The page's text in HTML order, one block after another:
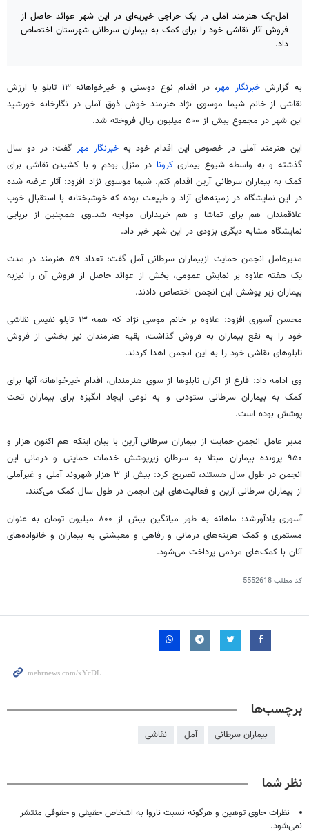
آمل-یک هنرمند آملی در یک حراجی خیریه‌ای در این شهر عوائد حاصل از
فروش آثار نقاشی خود را برای کمک به بیماران سرطانی شهرستان اختصاص
داد.
به گزارشخبرنگار مهر
، در اقدام نوع دوستی و خیرخواهانه ۱۳ تابلو با ارزش
نقاشی از خانم شیما موسوی نژاد هنرمند خوش ذوق آملی در نگارخانه خورشید
این شهر در مجموع بیش از ۵۰۰ میلیون ریال فروخته شد.
این هنرمند آملی در خصوص این اقدام خود به خبرنگار مهر گفت: در دو سال
گذشته و به واسطه شیوع بیماریکرونا در منزل بودم و با کشیدن نقاشی برای
کمک به بیماران سرطانی آرین اقدام کنم. شیما موسوی نژاد افزود: آثار عرضه شده
در این نمایشگاه در زمینه‌های آزاد و طبیعت بوده که خوشبختانه با استقبال خوب
علاقمندان هم برای تماشا و هم خریداران مواجه شد.ویهمچنین از برپایی
نمایشگاه مشابه دیگری بزودی در این شهر خبر داد.
مدیرعامل انجمن حمایت ازبیماران
سرطانی آمل گفت: تعداد ۵۹ هنرمند در مدت
یک هفته علاوه بر نمایش عمومی، بخش از عوائد حاصل از فروش آن را نیزبه
بیماران زیر پوشش این انجمن اختصاص دادند.
محسنآسوری
افزود: علاوه بر خانم موسی نژاد که همه ۱۳ تابلو نفیس نقاشی
خود را به نفع بیماران به فروش گذاشت، بقیه هنرمندان نیز بخشی از فروش
تابلوهای نقاشی خود را به این انجمن اهدا کردند.
وی ادامه داد: فارغ از اکران تابلوها از سوی هنرمندان، اقدام خیرخواهانه آنها برای
کمک به بیماران سرطانی ستودنی و به نوعی ایجاد انگیزه برای بیماران تحت
پوشش بوده است.
مدیر عامل انجمن حمایت از بیماران سرطانی آرین با بیان اینکه هم اکنون هزار و
۹۵۰ پرونده بیماران مبتلا به سرطان زیرپوشش خدمات حمایتی و درمانی این
انجمن در طول سال هستند، تصریح کرد: بیش از ۳ هزار شهروند آملی و
غیرآملی
از بیماران سرطانی آرین و فعالیت‌های این انجمن در طول سال کمک می‌کنند.
آسوری یادآورشد
: ماهانه به طور میانگین بیش از ۸۰۰ میلیون تومان به عنوان
مستمری و کمک هزینه‌های درمانی و رفاهی و معیشتی به بیماران و خانواده‌های
آنان با کمک‌های مردمی پرداخت می‌شود.
کد مطلب5552618
برچسب‌ها
بیماران سرطانی آمل نقاشی
نظر شما
نظرات حاوی توهین و هرگونه نسبت ناروا به اشخاص حقیقی و حقوقی منتشر
نمی‌شود.